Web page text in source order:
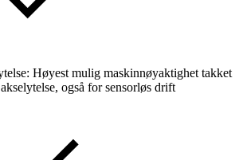
Høyest mulig maskinnøyaktighet takket
også for sensorløs drift